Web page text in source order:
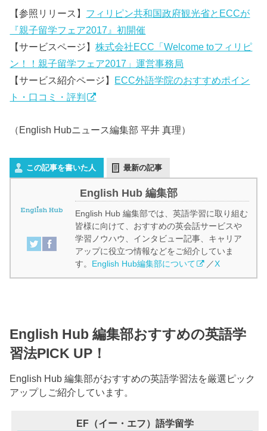
【参照リリース】 フィリピン共和国政府観光省とECCが
『親子留学フェア2017』初開催
【サービスページ】株式会社ECC「Welcome toフィリピ
ン！！親子留学フェア2017」運営事務局
【サービス紹介ページ】 ECC外語学院のおすすめポイン
ト・口コミ・評判
（English Hubニュース編集部 平井 真理）
この記事を書いた人 最新の記事
English Hub 編集部
English Hub 編集部では、英語学習に取り組む
皆様に向けて、おすすめの英会話サービスや
学習ノウハウ、インタビュー記事、キャリア
アップに役立つ情報などをご紹介していま
す。 English Hub編集部について ／X
English Hub 編集部おすすめの英語学
習法PICK UP！
English Hub 編集部がおすすめの英語学習法を厳選ピック
アップしご紹介しています。
EF（イー・エフ）語学留学